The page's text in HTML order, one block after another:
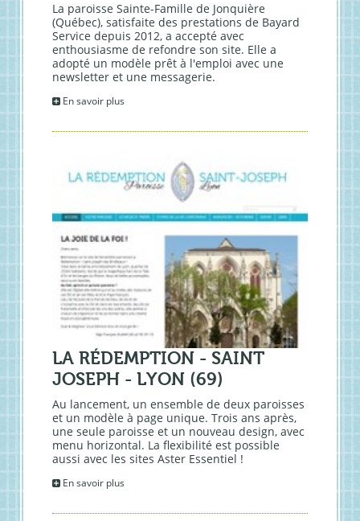
La paroisse Sainte-Famille de Jonquière
(Québec), satisfaite des prestations de Bayard
Service depuis 2012, a accepté avec
enthousiasme de refondre son site. Elle a
adopté un modèle prêt à l'emploi avec une
newsletter et une messagerie.
En savoir plus
LA RÉDEMPTION - SAINT
JOSEPH - LYON (69)
Au lancement, un ensemble de deux paroisses
et un modèle à page unique. Trois ans après,
une seule paroisse et un nouveau design, avec
menu horizontal. La flexibilité est possible
aussi avec les sites Aster Essentiel !
En savoir plus